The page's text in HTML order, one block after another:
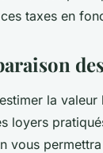
taxes en
la
loyers
vous